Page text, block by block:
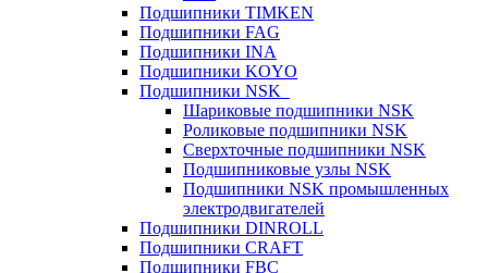
Подшипники TIMKEN
Подшипники FAG
Подшипники INA
Подшипники KOYO
Подшипники NSK
Шариковые подшипники NSK
Роликовые подшипники NSK
Сверхточные подшипники NSK
Подшипниковые узлы NSK
Подшипники NSK промышленных
электродвигателей
Подшипники DINROLL
Подшипники CRAFT
Подшипники FBC